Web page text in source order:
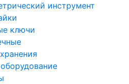
инструмент
ключи